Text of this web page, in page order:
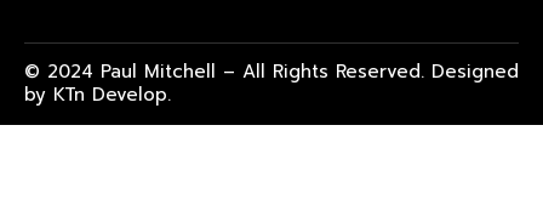
© 2024 Paul Mitchell – All Rights Reserved. Designed
by KTn Develop.